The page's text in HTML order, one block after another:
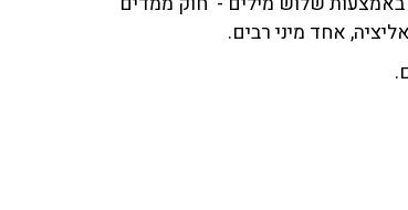
אחד מיני רבים.